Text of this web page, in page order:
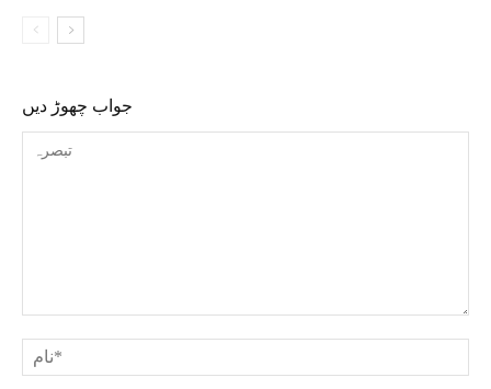
جواب چھوڑ دیں